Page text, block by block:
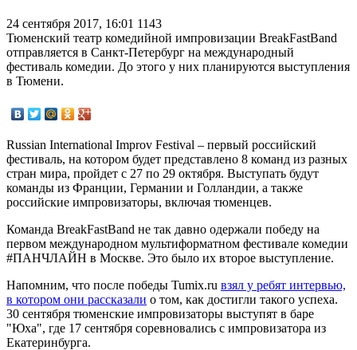
24 сентября 2017, 16:01 1143
Тюменский театр комедийной импровизации BreakFastBand
отправляется в Санкт-Петербург на международный
фестиваль комедии. До этого у них планируются выступления
в Тюмени.
Russian International Improv Festival – первый российский
фестиваль, на котором будет представлено 8 команд из разных
стран мира, пройдет с 27 по 29 октября. Выступать будут
команды из Франции, Германии и Голландии, а также
российские импровизаторы, включая тюменцев.
Команда BreakFastBand не так давно одержали победу на
первом международном мультиформатном фестивале комедии
#ПАНЧЛАЙН в Москве. Это было их второе выступление.
Напомним, что после победы Tumix.ru взял у ребят интервью,
в котором они рассказали о том, как достигли такого успеха.
30 сентября тюменские импровизаторы выступят в баре
"Юха", где 17 сентября соревновались с импровизатора из
Екатеринбурга.